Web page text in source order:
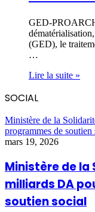
GED-
(GED), le
…
Lire la suite »
SOCIAL
Ministère de la
programmes de soutien
mars 19, 2026
Ministère de la
milliards DA
soutien social